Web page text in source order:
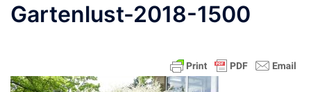
Gartenlust-2018-1500